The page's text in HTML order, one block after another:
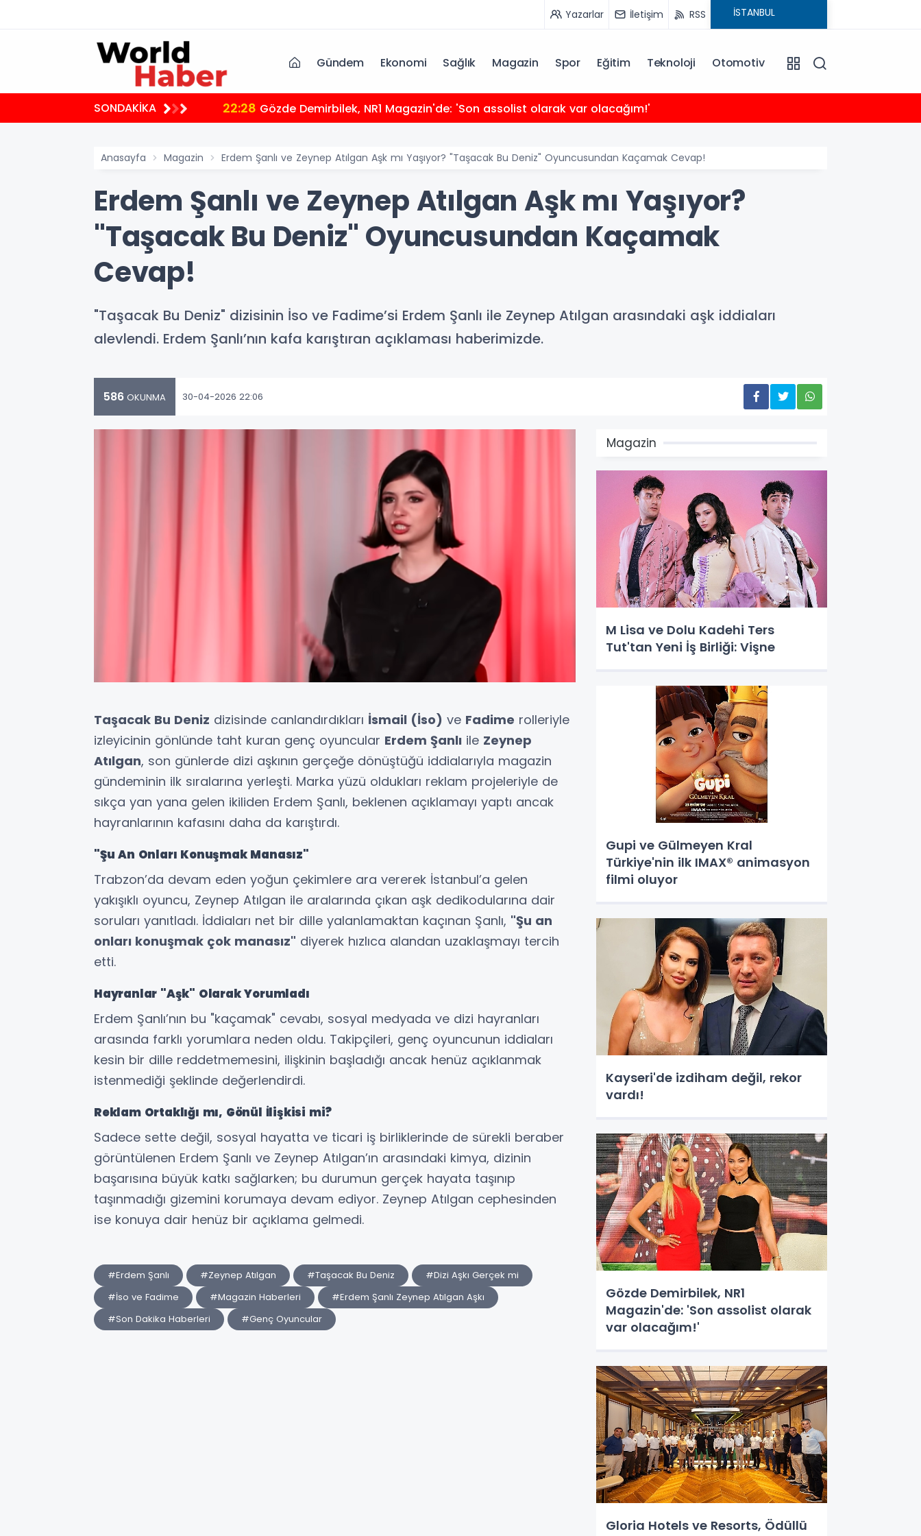
Yazarlar İletişim RSS
Gündem Ekonomi Sağlık Magazin Spor Eğitim Teknoloji Otomotiv
SONDAKİKA 22:28 Gözde Demirbilek, NR1 Magazin'de: 'Son assolist olarak var olacağım!'
Anasayfa Magazin Erdem Şanlı ve Zeynep Atılgan Aşk mı Yaşıyor? "Taşacak Bu Deniz" Oyuncusundan Kaçamak Cevap!
Erdem Şanlı ve Zeynep Atılgan Aşk mı Yaşıyor?
"Taşacak Bu Deniz" Oyuncusundan Kaçamak
Cevap!
"Taşacak Bu Deniz" dizisinin İso ve Fadime’si Erdem Şanlı ile Zeynep Atılgan arasındaki aşk iddiaları
alevlendi. Erdem Şanlı’nın kafa karıştıran açıklaması haberimizde.
586 OKUNMA 30-04-2026 22:06
Taşacak Bu Deniz dizisinde canlandırdıkları İsmail (İso) ve Fadime rolleriyle
izleyicinin gönlünde taht kuran genç oyuncular Erdem Şanlı ile Zeynep
Atılgan, son günlerde dizi aşkının gerçeğe dönüştüğü iddialarıyla magazin
gündeminin ilk sıralarına yerleşti. Marka yüzü oldukları reklam projeleriyle de
sıkça yan yana gelen ikiliden Erdem Şanlı, beklenen açıklamayı yaptı ancak
hayranlarının kafasını daha da karıştırdı.
"Şu An Onları Konuşmak Manasız"
Trabzon’da devam eden yoğun çekimlere ara vererek İstanbul’a gelen
yakışıklı oyuncu, Zeynep Atılgan ile aralarında çıkan aşk dedikodularına dair
soruları yanıtladı. İddiaları net bir dille yalanlamaktan kaçınan Şanlı, "Şu an
onları konuşmak çok manasız" diyerek hızlıca alandan uzaklaşmayı tercih
etti.
Hayranlar "Aşk" Olarak Yorumladı
Erdem Şanlı’nın bu "kaçamak" cevabı, sosyal medyada ve dizi hayranları
arasında farklı yorumlara neden oldu. Takipçileri, genç oyuncunun iddiaları
kesin bir dille reddetmemesini, ilişkinin başladığı ancak henüz açıklanmak
istenmediği şeklinde değerlendirdi.
Reklam Ortaklığı mı, Gönül İlişkisi mi?
Sadece sette değil, sosyal hayatta ve ticari iş birliklerinde de sürekli beraber
görüntülenen Erdem Şanlı ve Zeynep Atılgan’ın arasındaki kimya, dizinin
başarısına büyük katkı sağlarken; bu durumun gerçek hayata taşınıp
taşınmadığı gizemini korumaya devam ediyor. Zeynep Atılgan cephesinden
ise konuya dair henüz bir açıklama gelmedi.
#Erdem Şanlı #Zeynep Atılgan #Taşacak Bu Deniz
#Dizi Aşkı Gerçek mi
#İso ve Fadime
#Magazin Haberleri
#Erdem Şanlı Zeynep Atılgan Aşkı
#Son Dakika Haberleri
#Genç Oyuncular
Magazin
M Lisa ve Dolu Kadehi Ters
Tut'tan Yeni İş Birliği: Vişne
Gupi ve Gülmeyen Kral
Türkiye'nin ilk IMAX® animasyon
filmi oluyor
Kayseri'de izdiham değil, rekor
vardı!
Gözde Demirbilek, NR1
Magazin'de: 'Son assolist olarak
var olacağım!'
Gloria Hotels ve Resorts, Ödüllü